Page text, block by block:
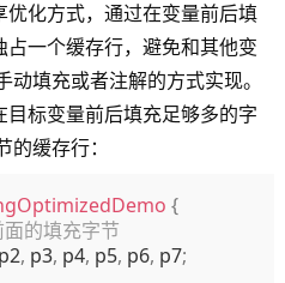
化方式，通过在变量前后填
一个缓存行，避免和其他变
填充或者注解的方式实现。
标变量前后填充足够多的字
缓存行：
{
的填充字节
p2, p3, p4, p5, p6, p7;